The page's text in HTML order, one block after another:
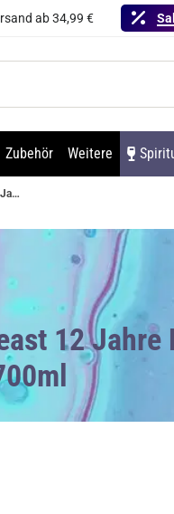
ab 34,99 €
Zubehör Weitere
Redbreast 12 Jahre Birdfeeder Edition 2024 Single Pot Stil Irish Whiskey 40% Vol. 700ml
12